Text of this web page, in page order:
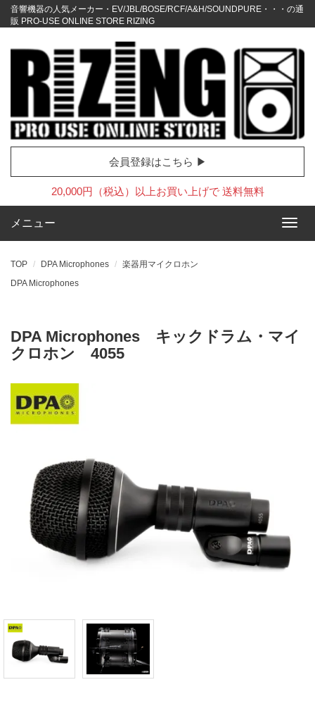
音響機器の人気メーカー・EV/JBL/BOSE/RCF/A&H/SOUNDPURE・・・の通
販 PRO-USE ONLINE STORE RIZING
会員登録はこちら ▶
20,000円（税込）以上お買い上げで 送料無料
メニュー
TOP DPA Microphones
楽器用マイクロホン
DPA Microphones
DPA Microphones キックドラム・マイ
クロホン 4055